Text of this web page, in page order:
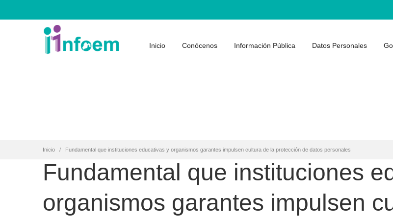
Inicio Conócenos Información Pública Datos Personales
Inicio Fundamental que instituciones educativas y organismos garantes impulsen cultura de la protección de datos personales
Fundamental que instituciones
organismos garantes impulsen